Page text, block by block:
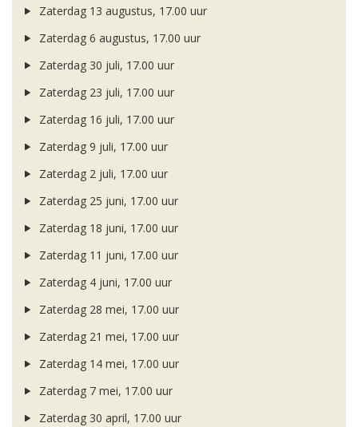
Zaterdag 13 augustus, 17.00 uur
Zaterdag 6 augustus, 17.00 uur
Zaterdag 30 juli, 17.00 uur
Zaterdag 23 juli, 17.00 uur
Zaterdag 16 juli, 17.00 uur
Zaterdag 9 juli, 17.00 uur
Zaterdag 2 juli, 17.00 uur
Zaterdag 25 juni, 17.00 uur
Zaterdag 18 juni, 17.00 uur
Zaterdag 11 juni, 17.00 uur
Zaterdag 4 juni, 17.00 uur
Zaterdag 28 mei, 17.00 uur
Zaterdag 21 mei, 17.00 uur
Zaterdag 14 mei, 17.00 uur
Zaterdag 7 mei, 17.00 uur
Zaterdag 30 april, 17.00 uur